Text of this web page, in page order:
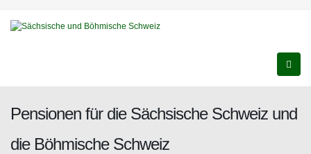
Pensionen für die Sächsische Schweiz und
die Böhmische Schweiz